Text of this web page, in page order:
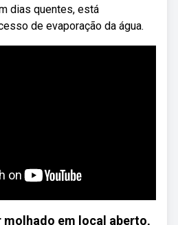
dias quentes, está
de evaporação da água.
molhado em local aberto,